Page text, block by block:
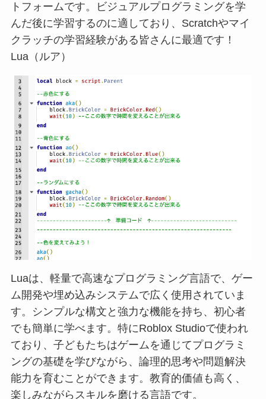
トフォームです。ビジュアルプログラミングを学
んだ後に学習するのに適しており、Scratchやマイ
クラッチの学習経験がある皆さんに最適です！
Lua（ルア）
Luaは、軽量で高速なプログラミング言語で、ゲー
ム開発や埋め込みシステムで広く使用されていま
す。シンプルな構文と強力な機能を持ち、初心者
でも簡単に学べます。特にRoblox Studioで使われ
ており、子どもたちはゲームを通じてプログラミ
ングの基礎を学びながら、論理的思考や問題解決
能力を育むことができます。教育的価値も高く、
楽しみながらスキルを磨ける言語です。